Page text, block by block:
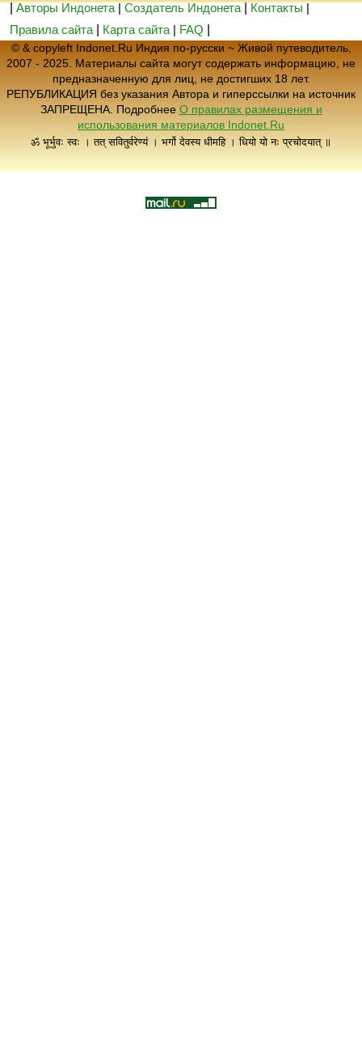
|Авторы Индонета|Создатель Индонета|Контакты|
Правила сайта
Карта сайта | FAQ
© & copyleft Indonet.Ru Индия по-русски ~ Живой путеводитель,
2007 - 2025. Материалы сайта могут содержать информацию, не
предназначенную для лиц, не достигших 18 лет.
РЕПУБЛИКАЦИЯ без указания Автора и гиперссылки на источник
ЗАПРЕЩЕНА. Подробнее О правилах размещения и
использования материалов Indonet.Ru
ॐ भूर्भुवः स्वः । तत् सवितुर्वरेण्यं । भर्गो देवस्य धीमहि । धियो यो नः प्रचोदयात् ॥